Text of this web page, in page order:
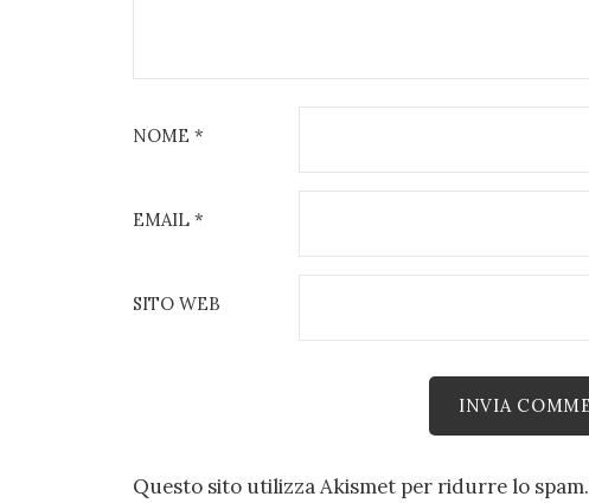
NOME *
EMAIL *
SITO WEB
Questo sito utilizza Akismet per ridurre lo spam.